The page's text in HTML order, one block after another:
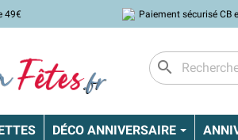
49€ Paiement sécurisé CB
search
DÉCO ANNIVERSAIRE